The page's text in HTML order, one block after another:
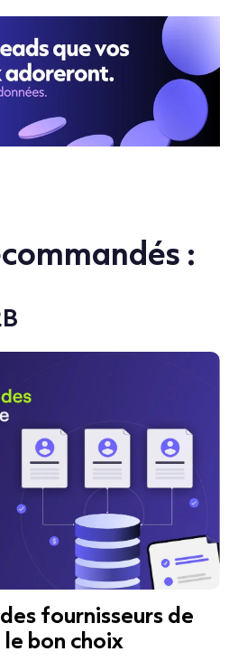
:
fournisseurs de
bon choix